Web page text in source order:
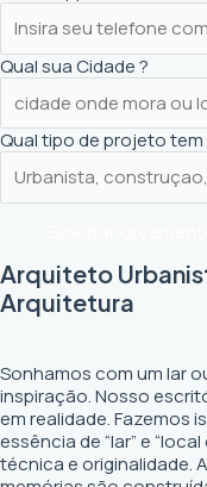
Qual sua Cidade ?
Qual tipo de projeto tem
Arquiteto
Arquitetura
Sonhamos com um lar
inspiração. Nosso
em realidade. Fazemos
essência de “lar” e
técnica e originalidade.